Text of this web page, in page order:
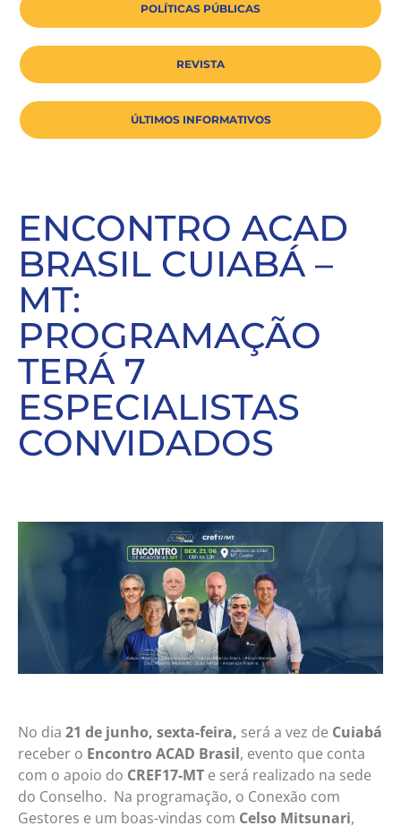
POLÍTICAS PÚBLICAS
REVISTA
ÚLTIMOS INFORMATIVOS
ENCONTRO ACAD
BRASIL CUIABÁ –
MT:
PROGRAMAÇÃO
TERÁ 7
ESPECIALISTAS
CONVIDADOS
No dia 21 de junho, sexta-feira, será a vez de Cuiabá
receber o Encontro ACAD Brasil, evento que conta
com o apoio do CREF17-MT e será realizado na sede
do Conselho. Na programação, o Conexão com
Gestores e um boas-vindas com Celso Mitsunari,